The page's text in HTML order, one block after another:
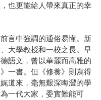
也更能給人帶來真正的幸
言中強調的通俗易懂。新
大學教授和一校之長。早
語文，曾以華麗而高雅的
一書。但《修養》則寫得
道來，毫無艱深晦澀的學
一代大家，委實難能可